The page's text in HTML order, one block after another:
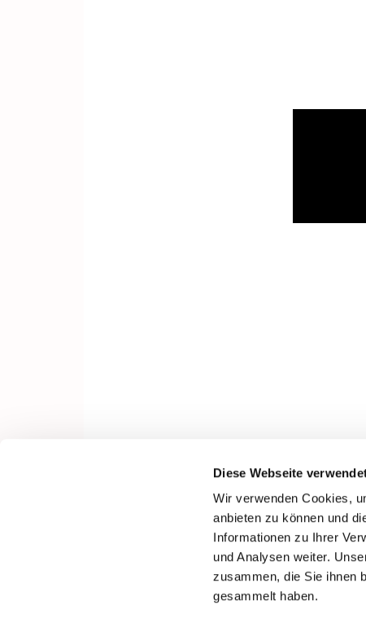
Diese Webseite
Wir verwenden Cookies,
anbieten zu können und
Informationen zu Ihrer
und Analysen weiter.
zusammen, die Sie ihnen
gesammelt haben.